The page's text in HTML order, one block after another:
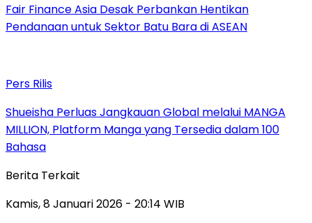
Fair Finance Asia Desak Perbankan Hentikan
Pendanaan untuk Sektor Batu Bara di ASEAN
Pers Rilis
Shueisha Perluas Jangkauan Global melalui MANGA
MILLION, Platform Manga yang Tersedia dalam 100
Bahasa
Berita Terkait
Kamis, 8 Januari 2026 - 20:14 WIB